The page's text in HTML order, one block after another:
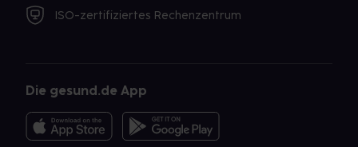
ISO-zertifiziertes Rechenzentrum
Die gesund.de App